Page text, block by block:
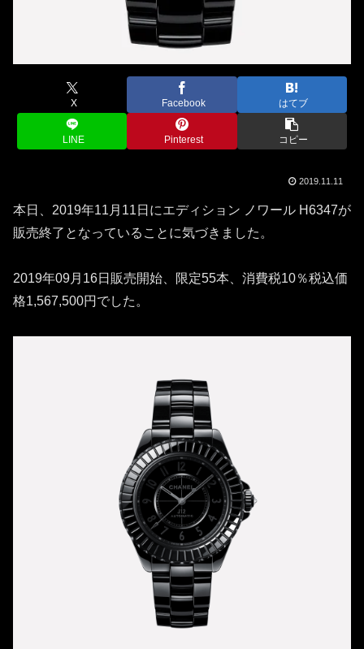
X Facebook はてブ
LINE Pinterest コピー
2019.11.11
本日、2019年11月11日にエディション ノワール H6347が
販売終了となっていることに気づきました。
2019年09月16日販売開始、限定55本、消費税10％税込価
格1,567,500円でした。